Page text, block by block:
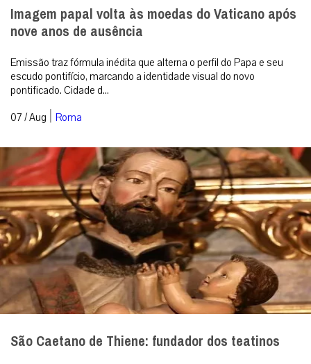
Imagem papal volta às moedas do Vaticano após
nove anos de ausência
Emissão traz fórmula inédita que alterna o perfil do Papa e seu
escudo pontifício, marcando a identidade visual do novo
pontificado. Cidade d...
07 / Aug | Roma
São Caetano de Thiene: fundador dos teatinos